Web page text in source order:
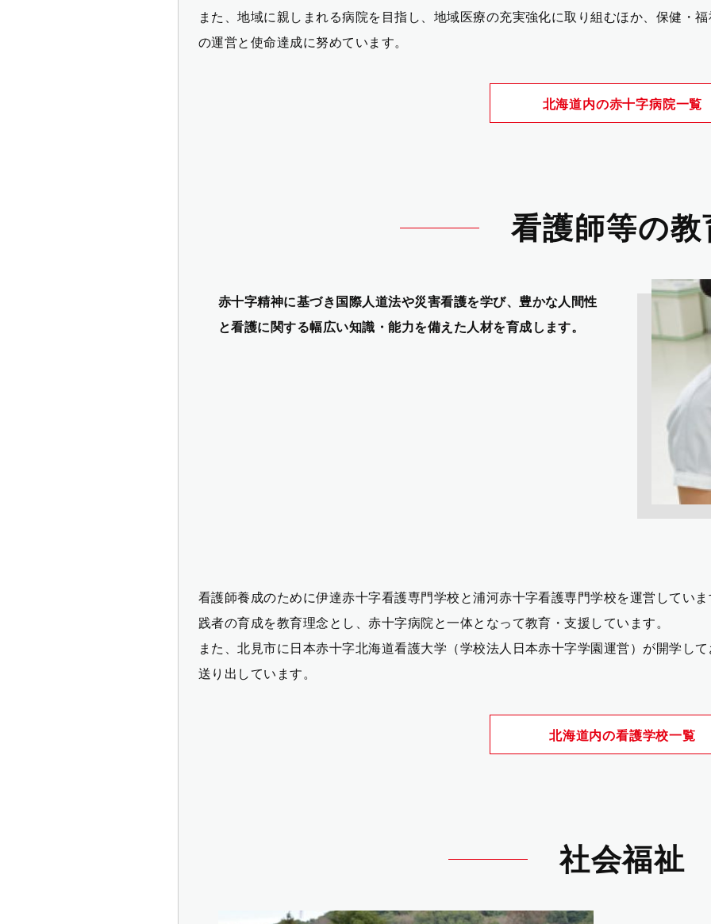
また、地域に親しまれる病院を目指し、地域医療の充実強化に取り組むほか、保健・
の運営と使命達成に努めています。
北海道内の赤十字病院一覧
看護師等の教
赤十字精神に基づき国際人道法や災害看護を学び、豊かな人間性
と看護に関する幅広い知識・能力を備えた人材を育成します。
看護師養成のために伊達赤十字看護専門学校と浦河赤十字看護専門学校を運営してい
践者の育成を教育理念とし、赤十字病院と一体となって教育・支援しています。
また、北見市に日本赤十字北海道看護大学（学校法人日本赤十字学園運営）が開学し
送り出しています。
北海道内の看護学校一覧
社会福祉